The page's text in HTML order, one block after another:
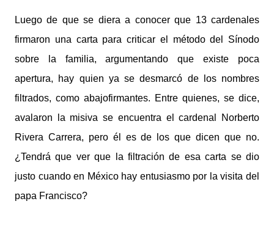
Luego de que se diera a conocer que 13 cardenales
firmaron una carta para criticar el método del Sínodo
sobre la familia, argumentando que existe poca
apertura, hay quien ya se desmarcó de los nombres
filtrados, como abajofirmantes. Entre quienes, se dice,
avalaron la misiva se encuentra el cardenal Norberto
Rivera Carrera, pero él es de los que dicen que no.
¿Tendrá que ver que la filtración de esa carta se dio
justo cuando en México hay entusiasmo por la visita del
papa Francisco?